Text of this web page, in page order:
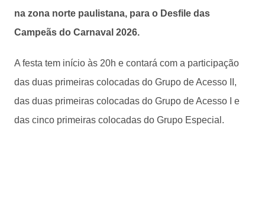
na zona norte paulistana, para o Desfile das
Campeãs do Carnaval 2026.
A festa tem início às 20h e contará com a participação
das duas primeiras colocadas do Grupo de Acesso II,
das duas primeiras colocadas do Grupo de Acesso I e
das cinco primeiras colocadas do Grupo Especial.